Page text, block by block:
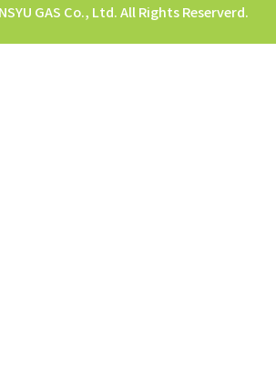
GAS Co., Ltd. All Rights Reserverd.